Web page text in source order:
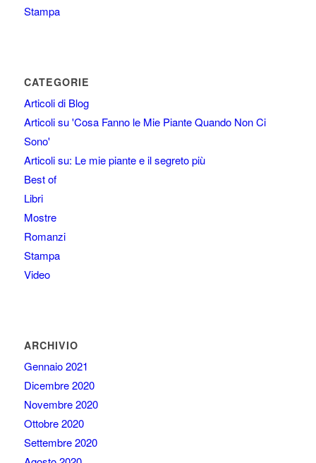
Stampa
CATEGORIE
Articoli di Blog
Articoli su 'Cosa Fanno le Mie Piante Quando Non Ci
Sono'
Articoli su: Le mie piante e il segreto più
Best of
Libri
Mostre
Romanzi
Stampa
Video
ARCHIVIO
Gennaio 2021
Dicembre 2020
Novembre 2020
Ottobre 2020
Settembre 2020